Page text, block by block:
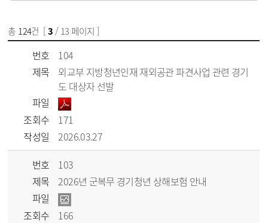
총 124건 [3 / 13 페이지 ]
번호
104
제목
외교부 지방청년인재 재외공관 파견사업 관련 경기
도 대상자 선발
파일
조회수
171
작성일
2026.03.27
번호
103
제목
2026년 군복무 경기청년 상해보험 안내
파일
조회수
166